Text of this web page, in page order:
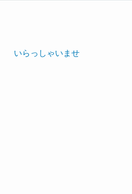
く
Translated
いらっしゃいませ